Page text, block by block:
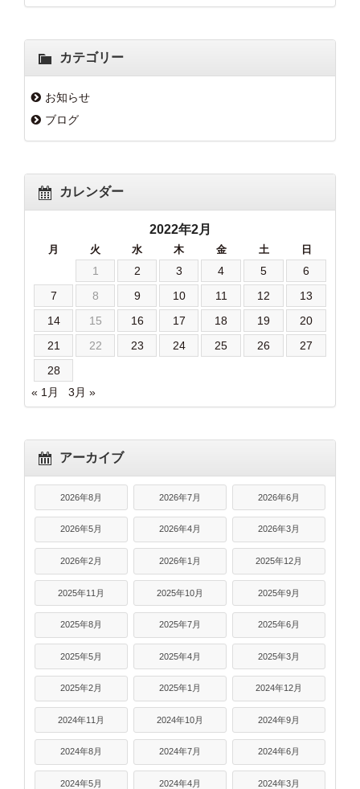
カテゴリー
お知らせ
ブログ
カレンダー
2022年2月
月 火 水 木 金 土 日
1 2 3 4 5
6
7
8 9 10 11 12
13
14
15 16 17 18 19
20
21
22 23 24 25 26
27
28
« 1月
3月 »
アーカイブ
2026年8月 2026年7月 2026年6月
2026年5月 2026年4月 2026年3月
2026年2月 2026年1月 2025年12月
2025年11月 2025年10月 2025年9月
2025年8月 2025年7月 2025年6月
2025年5月 2025年4月 2025年3月
2025年2月 2025年1月 2024年12月
2024年11月 2024年10月 2024年9月
2024年8月 2024年7月 2024年6月
2024年5月 2024年4月 2024年3月